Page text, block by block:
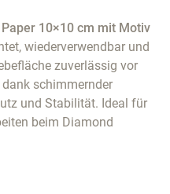
10×10 cm mit Motiv
wiederverwendbar und
zuverlässig vor
schimmernder
und Stabilität. Ideal für
beim Diamond